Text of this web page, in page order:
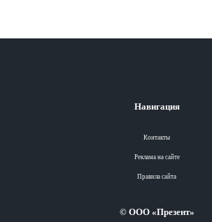
Навигация
Контакты
Реклама на сайте
Правила сайта
© ООО «Презент»